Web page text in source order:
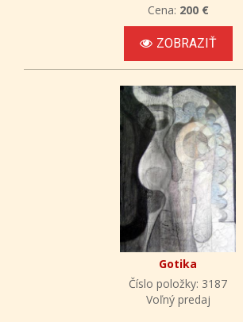
Cena: 200 €
ZOBRAZIŤ
Gotika
Číslo položky: 3187
Voľný predaj